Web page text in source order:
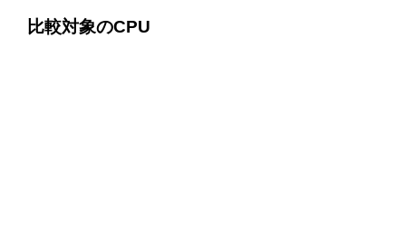
比較対象のCPU